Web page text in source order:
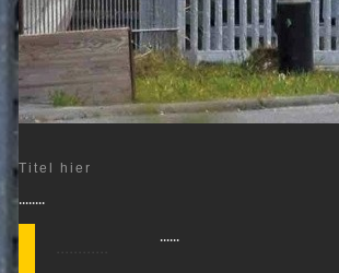
Titel hier
........
......